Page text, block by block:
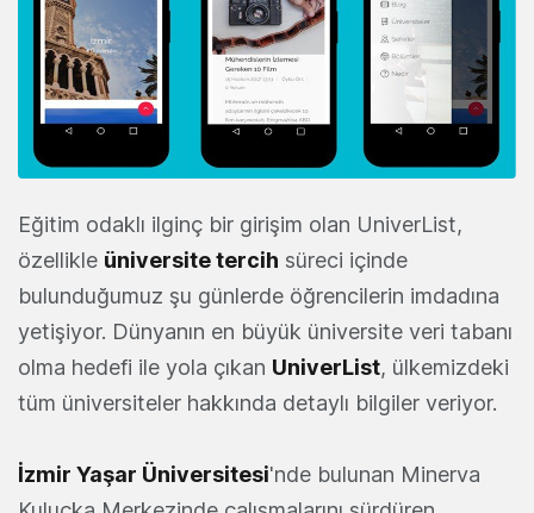
Eğitim odaklı ilginç bir girişim olan UniverList,
özellikle üniversite tercih süreci içinde
bulunduğumuz şu günlerde öğrencilerin imdadına
yetişiyor. Dünyanın en büyük üniversite veri tabanı
olma hedefi ile yola çıkan UniverList, ülkemizdeki
tüm üniversiteler hakkında detaylı bilgiler veriyor.
İzmir Yaşar Üniversitesi'nde bulunan Minerva